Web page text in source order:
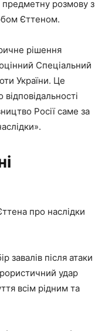
розмову з
Єттеном.
рішення
Спеціальний
України. Це
Росії саме за
про наслідки
завалів після атаки
удар
всім рідним та